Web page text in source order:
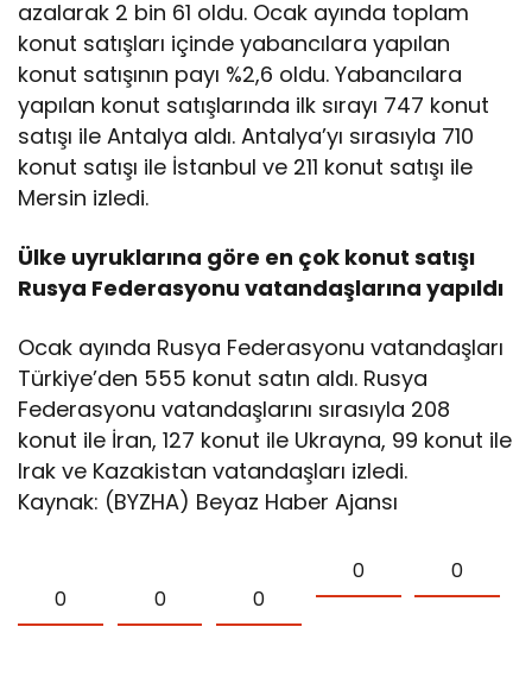
azalarak 2 bin 61 oldu. Ocak ayında toplam
konut satışları içinde yabancılara yapılan
konut satışının payı %2,6 oldu. Yabancılara
yapılan konut satışlarında ilk sırayı 747 konut
satışı ile Antalya aldı. Antalya’yı sırasıyla 710
konut satışı ile İstanbul ve 211 konut satışı ile
Mersin izledi.
Ülke uyruklarına göre en çok konut satışı
Rusya Federasyonu vatandaşlarına yapıldı
Ocak ayında Rusya Federasyonu vatandaşları
Türkiye’den 555 konut satın aldı. Rusya
Federasyonu vatandaşlarını sırasıyla 208
konut ile İran, 127 konut ile Ukrayna, 99 konut ile
Irak ve Kazakistan vatandaşları izledi.
Kaynak: (BYZHA) Beyaz Haber Ajansı
0 0 0
0 0